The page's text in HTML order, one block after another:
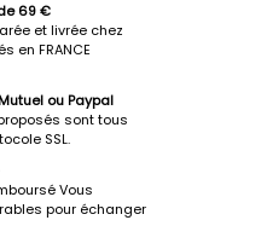
69 €
et livrée chez
en FRANCE
ou Paypal
sont tous
SSL.
Vous
pour échanger